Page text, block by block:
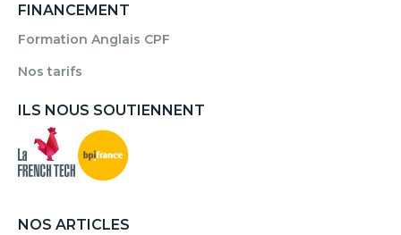
FINANCEMENT
Formation Anglais CPF
Nos tarifs
ILS NOUS SOUTIENNENT
NOS ARTICLES